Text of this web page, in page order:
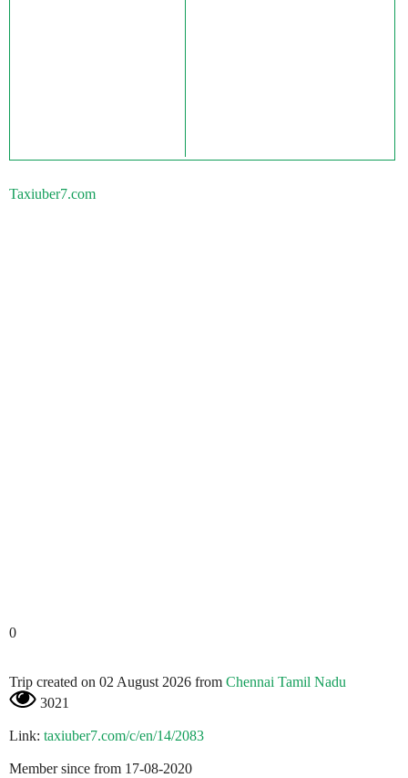
Taxiuber7.com
0
Trip created on 02 August 2026 from Chennai Tamil Nadu
3021
Link: taxiuber7.com/c/en/14/2083
Member since from 17-08-2020